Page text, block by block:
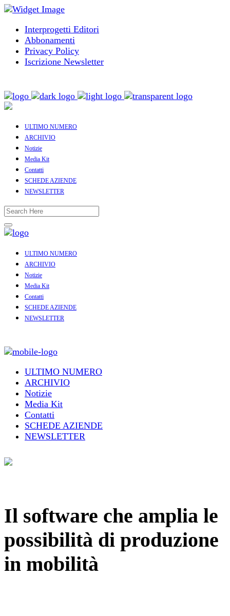
Interprogetti Editori
Abbonamenti
Privacy Policy
Iscrizione Newsletter
ULTIMO NUMERO
ARCHIVIO
Notizie
Media Kit
Contatti
SCHEDE AZIENDE
NEWSLETTER
ULTIMO NUMERO
ARCHIVIO
Notizie
Media Kit
Contatti
SCHEDE AZIENDE
NEWSLETTER
ULTIMO NUMERO
ARCHIVIO
Notizie
Media Kit
Contatti
SCHEDE AZIENDE
NEWSLETTER
Il software che amplia le
possibilità di produzione
in mobilità